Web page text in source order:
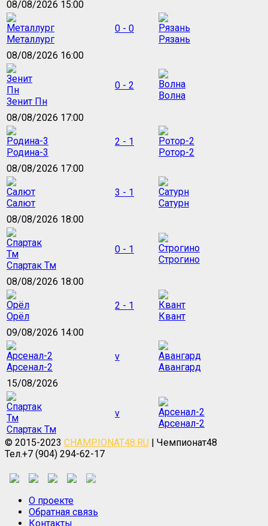
08/08/2026 15:00
Металлург
0 - 0
Рязань
08/08/2026 16:00
Зенит Пн
0 - 2
Волна
08/08/2026 17:00
Родина-3
2 - 1
Ротор-2
08/08/2026 17:00
Салют
3 - 1
Сатурн
08/08/2026 18:00
Спартак Тм
0 - 1
Строгино
08/08/2026 18:00
Орёл
2 - 1
Квант
09/08/2026 14:00
Арсенал-2
v
Авангард
15/08/2026
Спартак Тм
v
Арсенал-2
© 2015-2023 CHAMPIONAT48.RU | Чемпионат48
Тел.+7 (904) 294-62-17
О проекте
Обратная связь
Контакты